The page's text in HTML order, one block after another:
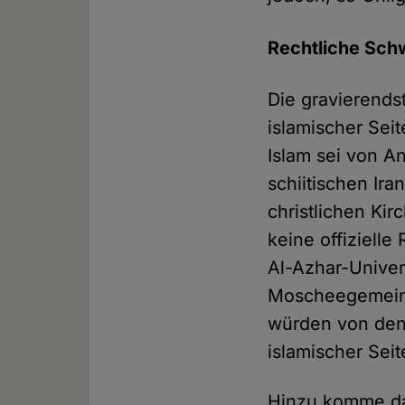
Rechtliche
Die
islamischer
Islam sei von
schiitischen
christlichen
keine offizielle
Al-Azhar-
würden von
islamischer